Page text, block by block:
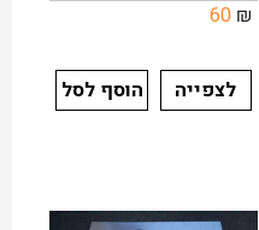
₪
60
לצפייה הוסף לסל